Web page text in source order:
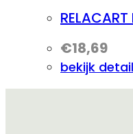
€18,69
bekijk